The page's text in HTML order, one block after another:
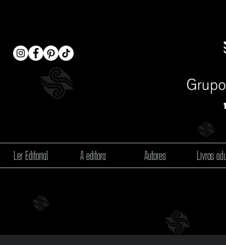
Ler Editorial A editora Autores Livros